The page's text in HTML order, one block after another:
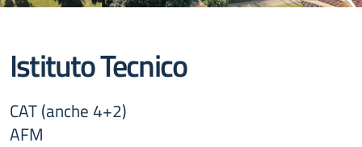
Istituto Tecnico
CAT (anche 4+2)
AFM